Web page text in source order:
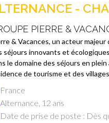
-
PIERRE &
& Vacances, un acteur
séjours innovants et
le domaine des séjours en
de tourisme et des
France
12 ans
Date de prise de poste : Dès